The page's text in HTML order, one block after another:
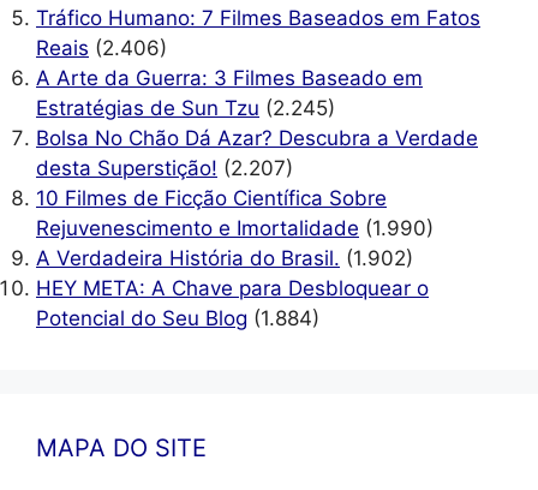
Tráfico Humano: 7 Filmes Baseados em Fatos
Reais (2.406)
A Arte da Guerra: 3 Filmes Baseado em
Estratégias de Sun Tzu (2.245)
Bolsa No Chão Dá Azar? Descubra a Verdade
desta Superstição! (2.207)
10 Filmes de Ficção Científica Sobre
Rejuvenescimento e Imortalidade (1.990)
A Verdadeira História do Brasil. (1.902)
HEY META: A Chave para Desbloquear o
Potencial do Seu Blog (1.884)
MAPA DO SITE